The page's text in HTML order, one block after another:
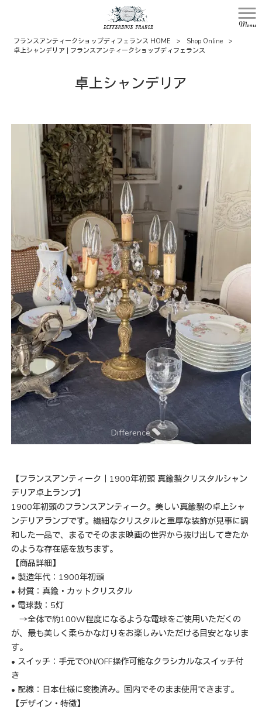
Menu
フランスアンティークショップディフェランス HOME > Shop Online
>
卓上シャンデリア | フランスアンティークショップディフェランス
卓上シャンデリア
【フランスアンティーク｜1900年初頭 真鍮製クリスタルシャン
デリア卓上ランプ】
1900年初頭のフランスアンティーク。美しい真鍮製の卓上シャ
ンデリアランプです。繊細なクリスタルと重厚な装飾が見事に調
和した一品で、まるでそのまま映画の世界から抜け出してきたか
のような存在感を放ちます。
【商品詳細】
• 製造年代：1900年初頭
• 材質：真鍮・カットクリスタル
• 電球数：5灯
→全体で約100W程度になるような電球をご使用いただくの
が、最も美しく柔らかな灯りをお楽しみいただける目安となりま
す。
• スイッチ：手元でON/OFF操作可能なクラシカルなスイッチ付
き
• 配線：日本仕様に変換済み。国内でそのまま使用できます。
【デザイン・特徴】